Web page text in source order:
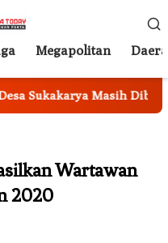
Megapolitan
Masih Dibangun,
Wartawan
2020